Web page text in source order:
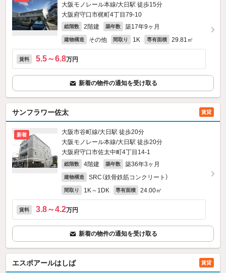
大阪モノレール本線/大日駅 徒歩15分
大阪府守口市梶町4丁目79-10
総階数 2階建 築年数 築17年9ヶ月
建物構造 その他 間取り 1K 専有面積 29.81㎡
賃料 5.5～6.8万円
新着の物件の通知を受け取る
サンフラワー佐太 賃貸
新着
大阪市谷町線/大日駅 徒歩20分
大阪モノレール本線/大日駅 徒歩20分
大阪府守口市佐太中町4丁目14-1
総階数 4階建 築年数 築36年3ヶ月
建物構造 SRC（鉄骨鉄筋コンクリート）
間取り 1K～1DK 専有面積 24.00㎡
賃料 3.8～4.2万円
新着の物件の通知を受け取る
エスポアールはしば 賃貸